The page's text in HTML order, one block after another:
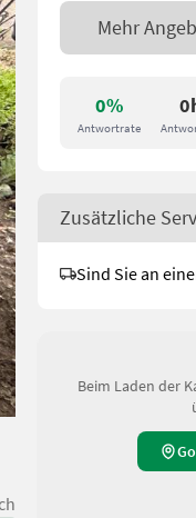
0%
Antwortrate
Mehr
Zusätzliche
Sind Sie an
Beim Laden der